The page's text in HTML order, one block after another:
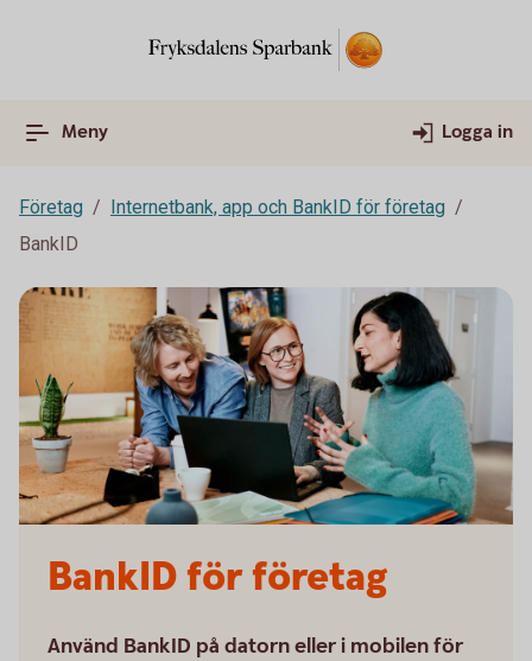
Meny Logga in
Företag
Internetbank, app och BankID för företag
BankID
BankID för företag
Använd BankID på datorn eller i mobilen för